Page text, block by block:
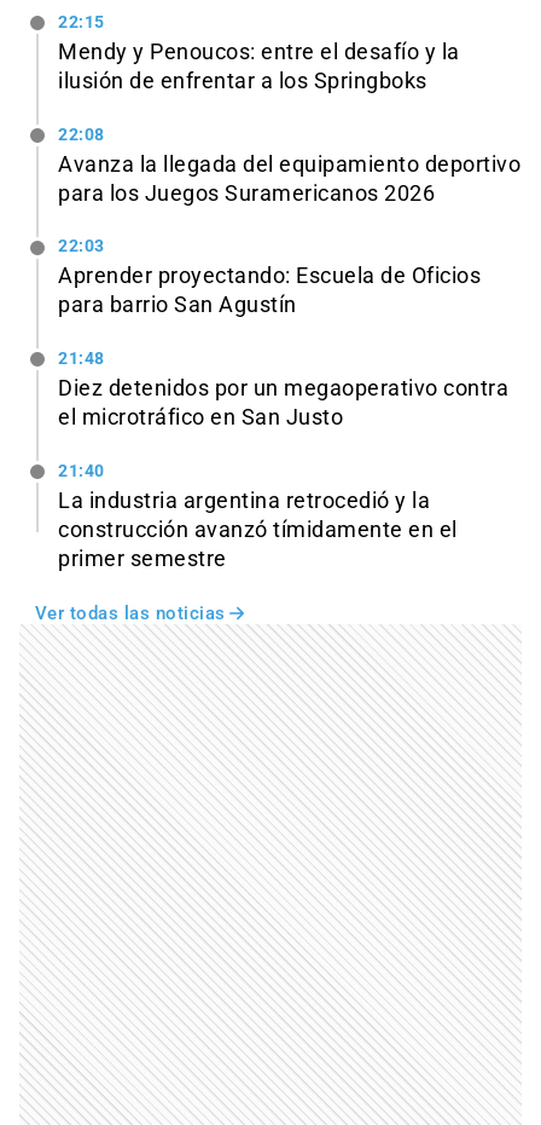
22:15
Mendy y Penoucos: entre el desafío y la
ilusión de enfrentar a los Springboks
22:08
Avanza la llegada del equipamiento deportivo
para los Juegos Suramericanos 2026
22:03
Aprender proyectando: Escuela de Oficios
para barrio San Agustín
21:48
Diez detenidos por un megaoperativo contra
el microtráfico en San Justo
21:40
La industria argentina retrocedió y la
construcción avanzó tímidamente en el
primer semestre
Ver todas las noticias